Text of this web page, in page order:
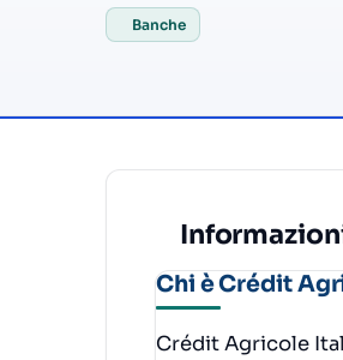
Banche
Chi è Crédit
Crédit Agricole